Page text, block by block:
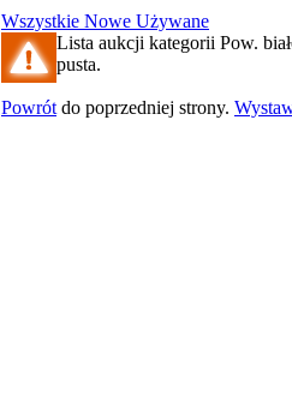
Wszystkie Nowe Używane
Lista aukcji kategorii Pow.
pusta.
Powrót do poprzedniej strony.